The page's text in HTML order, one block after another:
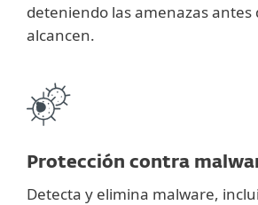
deteniendo las amenazas antes
alcancen.
Protección contra
Detecta y elimina malware,